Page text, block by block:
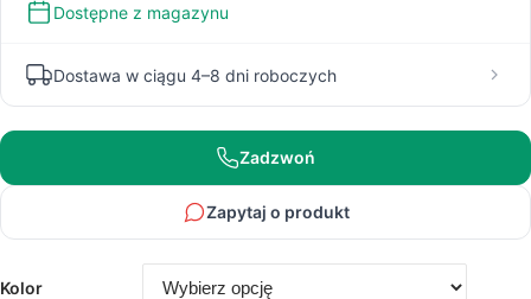
Dostępne z magazynu
Dostawa w ciągu 4–8 dni roboczych
Zadzwoń
Zapytaj o produkt
Kolor